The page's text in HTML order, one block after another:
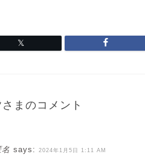
さまのコメント
名 says: 2024年1月5日 1:11 AM